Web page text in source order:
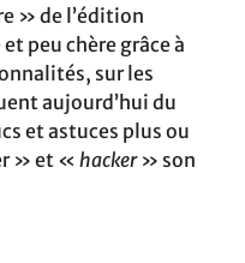
» de l’édition
peu chère grâce à
sur les
aujourd’hui du
et astuces plus ou
» et «hacker» son